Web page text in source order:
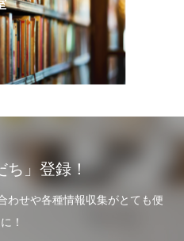
ち」登録！
わせや各種情報収集がとても便
！